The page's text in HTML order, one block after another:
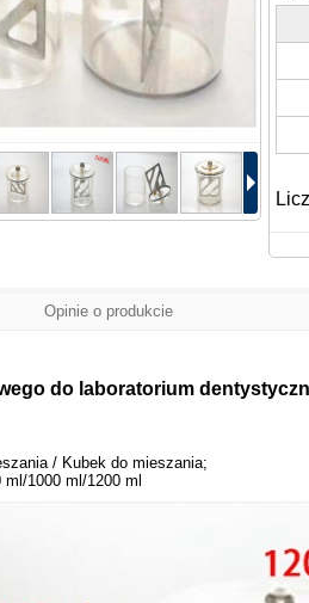
Opinie o produkcie
do laboratorium
/ Kubek do mieszania;
1000 ml/1200 ml